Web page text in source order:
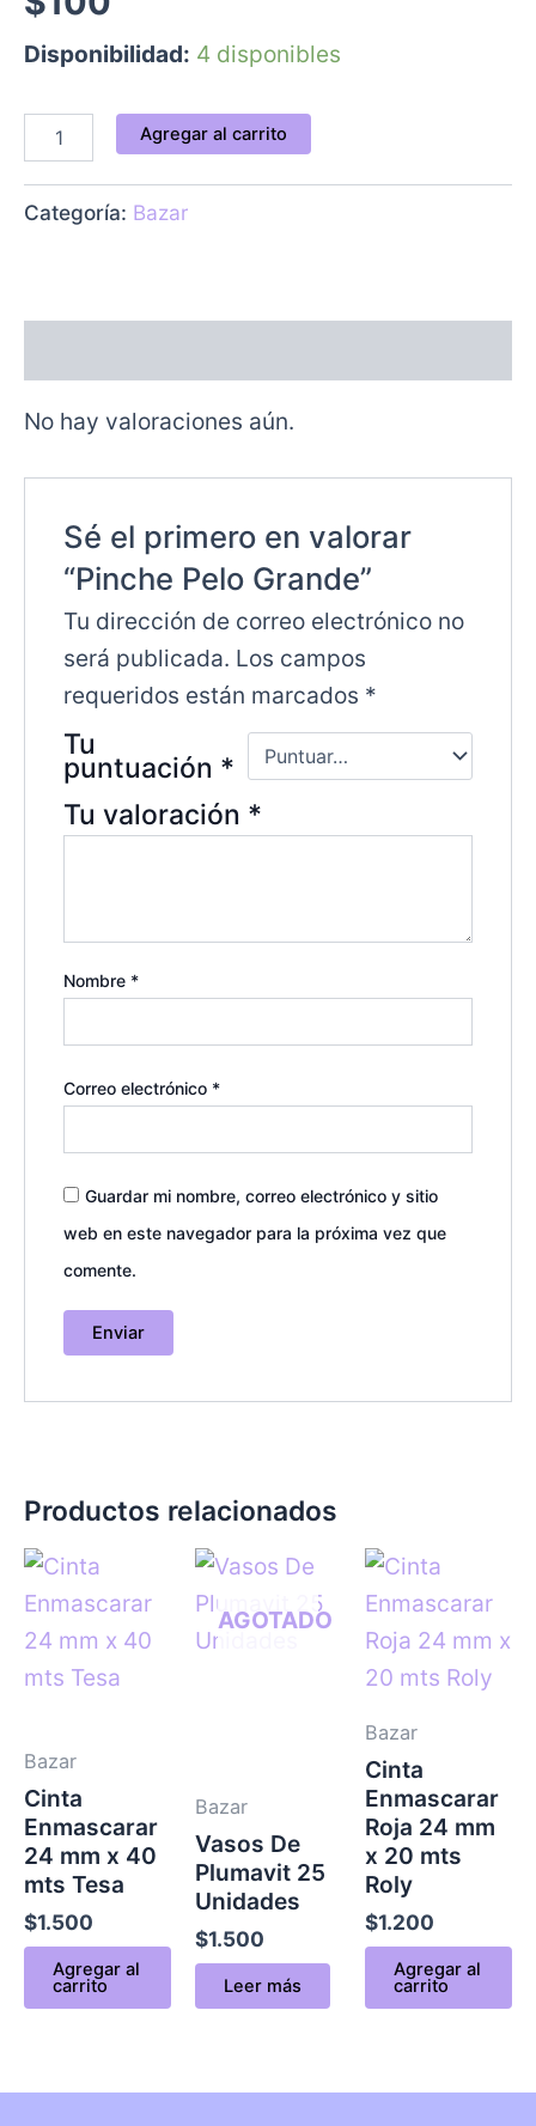
Disponibilidad: 4 disponibles
Agregar al carrito
Categoría: Bazar
No hay valoraciones aún.
Sé el primero en valorar
“Pinche Pelo Grande”
Tu dirección de correo electrónico no
será publicada. Los campos
requeridos están marcados *
Tu
puntuación *
Tu valoración *
Nombre *
Correo electrónico *
Guardar mi nombre, correo electrónico y sitio
web en este navegador para la próxima vez que
comente.
Productos relacionados
Bazar
Cinta
Enmascarar
24 mm x 40
mts Tesa
$1.500
Agregar al
carrito
AGOTADO
Bazar
Vasos De
Plumavit 25
Unidades
$1.500
Leer más
Bazar
Cinta
Enmascarar
Roja 24 mm
x 20 mts
Roly
$1.200
Agregar al
carrito